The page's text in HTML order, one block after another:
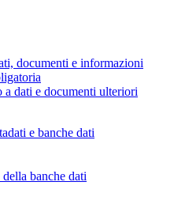
documenti e informazioni
a dati e documenti ulteriori
e banche dati
banche dati